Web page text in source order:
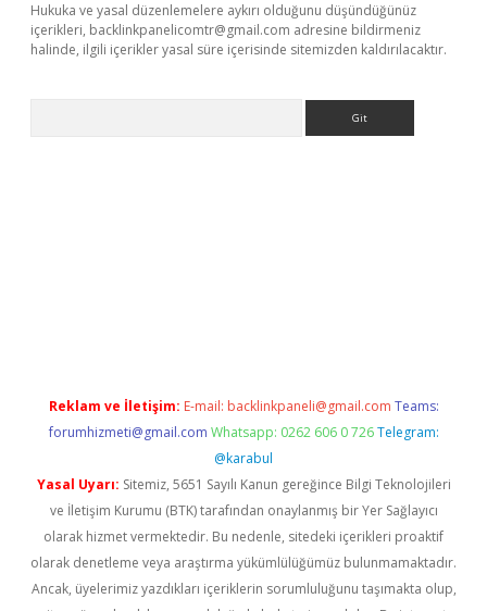
Hukuka ve yasal düzenlemelere aykırı olduğunu düşündüğünüz
içerikleri, backlinkpanelicomtr@gmail.com adresine bildirmeniz
halinde, ilgili içerikler yasal süre içerisinde sitemizden kaldırılacaktır.
Reklam ve İletişim: E-mail: backlinkpaneli@gmail.com Teams:
forumhizmeti@gmail.com Whatsapp: 0262 606 0 726 Telegram:
@karabul
Yasal Uyarı: Sitemiz, 5651 Sayılı Kanun gereğince Bilgi Teknolojileri
ve İletişim Kurumu (BTK) tarafından onaylanmış bir Yer Sağlayıcı
olarak hizmet vermektedir. Bu nedenle, sitedeki içerikleri proaktif
olarak denetleme veya araştırma yükümlülüğümüz bulunmamaktadır.
Ancak, üyelerimiz yazdıkları içeriklerin sorumluluğunu taşımakta olup,